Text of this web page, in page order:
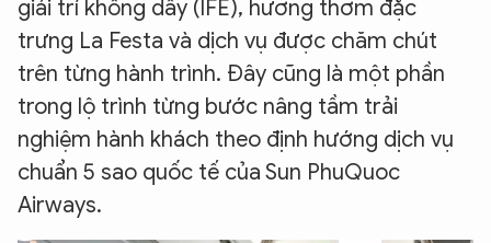
giải trí không dây (IFE), hương thơm đặc
trưng La Festa và dịch vụ được chăm chút
trên từng hành trình. Đây cũng là một phần
trong lộ trình từng bước nâng tầm trải
nghiệm hành khách theo định hướng dịch vụ
chuẩn 5 sao quốc tế của Sun PhuQuoc
Airways.